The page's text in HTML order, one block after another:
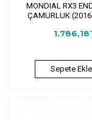
MONDIAL RX3
ÇAMURLUK
Sepete Ekle